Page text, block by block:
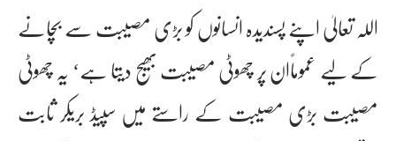
اللہ تعالیٰ اپنے پسندیدہ انسانوں کو بڑی مصیبت سے بچانے
کے لیے عموماًان پر چھوٹی مصیبت بھیج دیتا ہے‘ یہ چھوٹی
مصیبت بڑی مصیبت کے راستے میں سپیڈ بریکر ثابت